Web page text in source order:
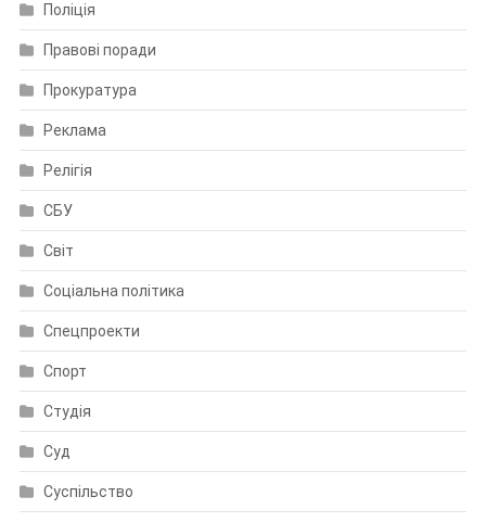
Поліція
Правові поради
Прокуратура
Реклама
Релігія
СБУ
Світ
Соціальна політика
Спецпроекти
Спорт
Студія
Суд
Суспільство